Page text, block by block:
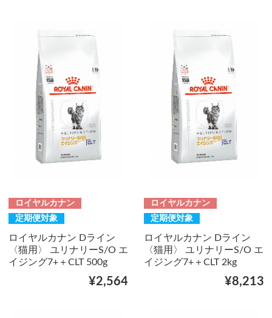
ロイヤルカナン
定期便対象
ロイヤルカナン Dライン
〈猫用〉 ユリナリーS/O エ
イジング7+＋CLT 500g
¥2,564
ロイヤルカナン
定期便対象
ロイヤルカナン Dライン
〈猫用〉 ユリナリーS/O エ
イジング7+＋CLT 2kg
¥8,213